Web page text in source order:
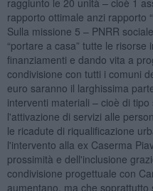
rapporto ottimale anzi rapporto
Sulla missione 5 – PNRR
“portare a casa” tutte le
finanziamenti e dando vita a
condivisione con tutti i comuni
euro saranno il larghissima
interventi materiali – cioè di
l'attivazione di servizi alle
le ricadute di riqualificazione
l'intervento alla ex Caserma
prossimità e dell'inclusione
condivisione progettuale con
aumentano, ma che